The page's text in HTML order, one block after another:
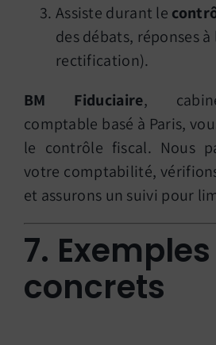
Assiste durant le
des débats, réponses
rectification).
BM Fiduciaire,
comptable basé à Paris,
le contrôle fiscal. Nous
votre comptabilité,
et assurons un suivi pour
7. Exemples
concrets